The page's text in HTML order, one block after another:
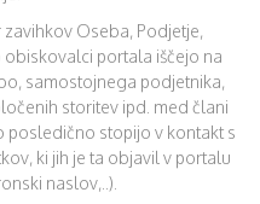
Oseba, Podjetje,
obiskovalci portala iščejo na
samostojnega podjetnika,
storitev ipd. med člani
stopijo v kontakt s
ki jih je ta objavil v portalu
naslov,..).